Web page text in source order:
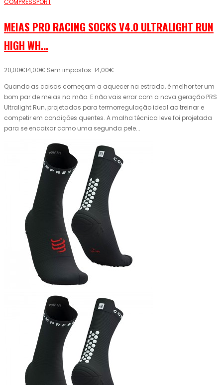
COMPRESSPORT
MEIAS PRO RACING SOCKS V4.0 ULTRALIGHT RUN
HIGH WH...
20,00€14,00€ Sem impostos: 14,00€
Quando as coisas começam a aquecer na estrada, é melhor ter um
bom par de meias na mão. E não vais errar com a nova geração PRS
Ultralight Run, projetadas para termorregulação ideal ao treinar e
competir em condições quentes. A malha técnica leve foi projetada
para se encaixar como uma segunda pele...